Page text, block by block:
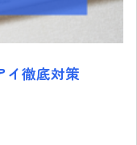
イ徹底対策